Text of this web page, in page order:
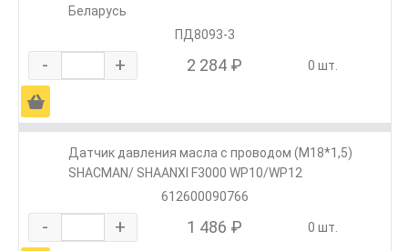
Беларусь
ПД8093-3
- + 2 284 ₽ 0 шт.
Ä
Датчик давления масла с проводом (М18*1,5)
SHACMAN/ SHAANXI F3000 WP10/WP12
612600090766
- + 1 486 ₽ 0 шт.